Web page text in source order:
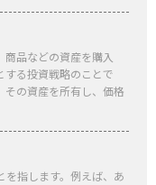
品などの資産を購入
する投資戦略のことで
その資産を所有し、価格
を指します。例えば、あ